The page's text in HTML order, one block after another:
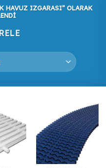
HAVUZ IZGARASI” OLARAK